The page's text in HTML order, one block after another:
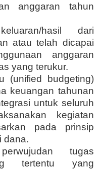
anggaran tahun
hasil dari
atau telah dicapai
anggaran
yang terukur.
(unified budgeting)
keuangan tahunan
untuk seluruh
kegiatan
pada prinsip
dana.
tugas
tertentu yang